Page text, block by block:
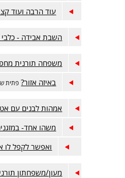
עוד הרבה ועוד
השבת אבידה - כלבי
משפחה תורנית
באיזה אזור? פתית
אמהות לבנים עם
משהו אחד-
ואפשר לקפל לו
מעון/משפחתון